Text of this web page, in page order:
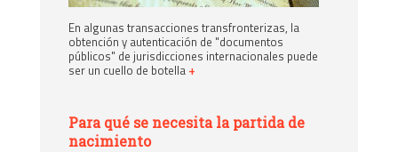
En algunas transacciones transfronterizas, la
obtención y autenticación de "documentos
públicos" de jurisdicciones internacionales puede
ser un cuello de botella +
Para qué se necesita la partida de
nacimiento